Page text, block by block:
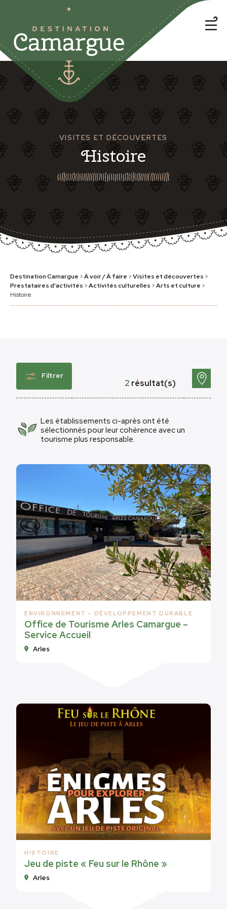
VISITES ET DÉCOUVERTES
Histoire
Destination Camargue >À voir / À faire >Visites et découvertes >
Prestataires d'activités >Activités culturelles >Arts et culture >
Histoire
Filtrer
2 résultat(s)
Les établissements ci-après ont été
sélectionnés pour leur cohérence avec un
tourisme plus responsable.
ENVIRONNEMENT – DÉVELOPPEMENT DURABLE
Office de Tourisme Arles Camargue –
Service Accueil
Arles
HISTOIRE
Jeu de piste « Feu sur le Rhône »
Arles